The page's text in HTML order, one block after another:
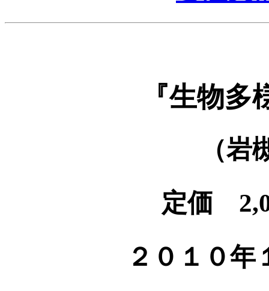
『生物
（岩
定価
２０１０年